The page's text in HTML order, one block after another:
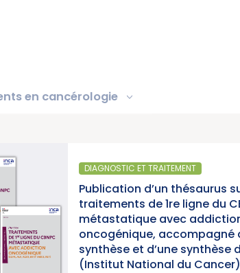
en cancérologie
DIAGNOSTIC ET TRAITEMENT
Publication d’un thésaurus
traitements de 1re ligne du
métastatique avec
oncogénique, accompagné
synthèse et d’une synthèse
(Institut National du Cancer)